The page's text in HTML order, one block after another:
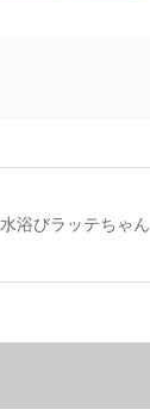
水浴びラッテちゃん